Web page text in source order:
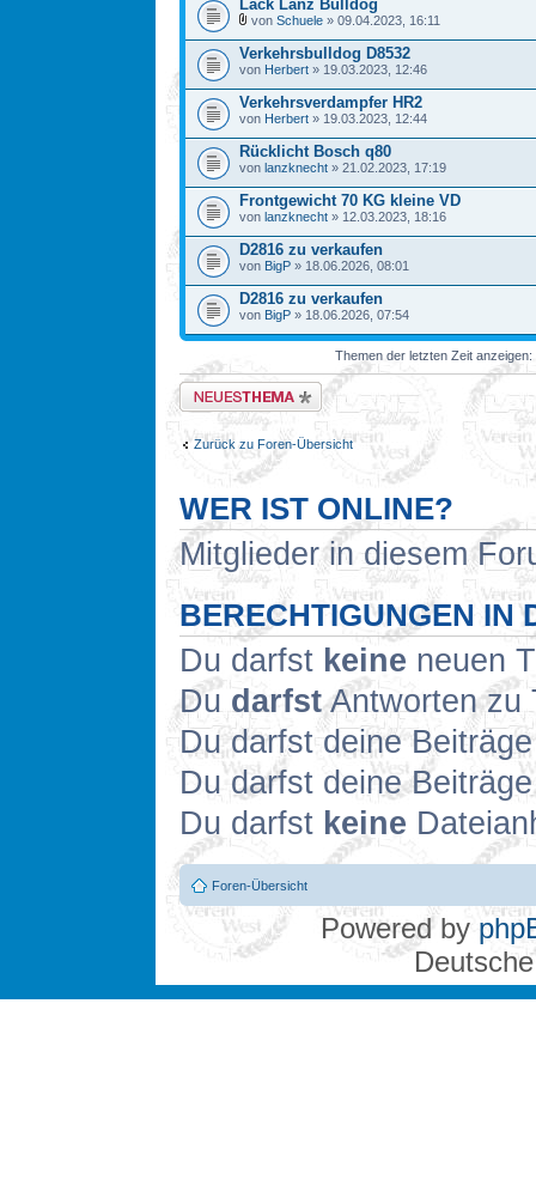
Lack Lanz Bulldog
von Schuele » 09.04.2023, 16:11
Verkehrsbulldog D8532
von Herbert » 19.03.2023, 12:46
Verkehrsverdampfer HR2
von Herbert » 19.03.2023, 12:44
Rücklicht Bosch q80
von lanzknecht » 21.02.2023, 17:19
Frontgewicht 70 KG kleine VD
von lanzknecht » 12.03.2023, 18:16
D2816 zu verkaufen
von BigP » 18.06.2026, 08:01
D2816 zu verkaufen
von BigP » 18.06.2026, 07:54
Themen der letzten Zeit anzeigen:
Neues Thema erstellen
Zurück zu Foren-Übersicht
WER IST ONLINE?
Mitglieder in diesem
BERECHTIGUNGEN IN
Du darfst keine neuen
Du darfstAntworten zu
Du darfst deine
Du darfst deine
Du darfst keine
Foren-Übersicht
Powered by